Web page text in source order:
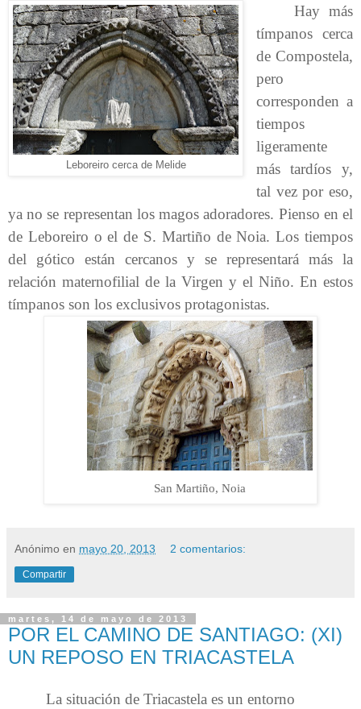
Leboreiro cerca de Melide
Hay más
tímpanos cerca
de Compostela,
pero
corresponden a
tiempos
ligeramente
más tardíos y,
tal vez por eso,
ya no se representan los magos adoradores. Pienso en el
de Leboreiro o el de S. Martiño de Noia. Los tiempos
del gótico están cercanos y se representará más la
relación maternofilial de la Virgen y el Niño. En estos
tímpanos son los exclusivos protagonistas.
San Martiño, Noia
Anónimo en mayo 20, 2013 2 comentarios:
Compartir
martes, 14 de mayo de 2013
POR EL CAMINO DE SANTIAGO: (XI)
UN REPOSO EN TRIACASTELA
La situación de Triacastela es un entorno